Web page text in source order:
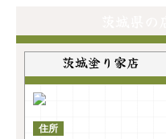
茨城塗り家店
住所